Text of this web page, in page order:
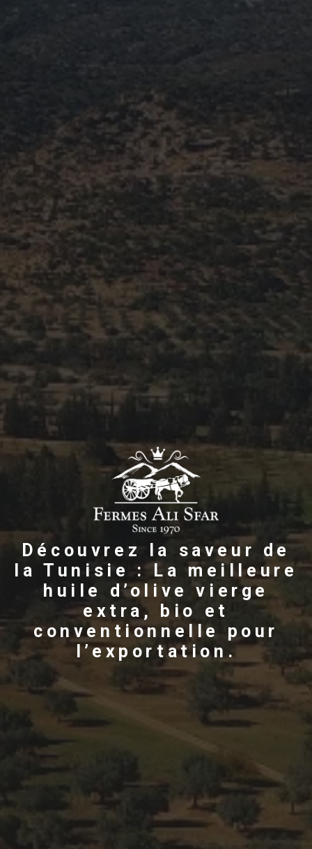
Découvrez la saveur de
la Tunisie : La meilleure
huile d’olive vierge
extra, bio et
conventionnelle pour
l’exportation.